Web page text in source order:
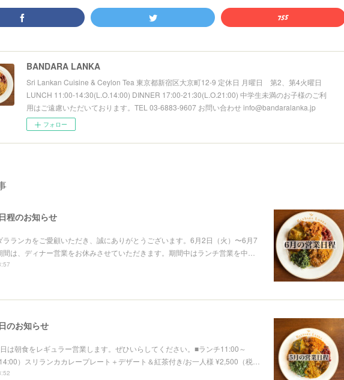
BANDARA LANKA
Sri Lankan Cuisine & Ceylon Tea 東京都新宿区大京町12-9 定休日 月曜日 第2、第4火曜日
LUNCH 11:00-14:30(L.O.14:00) DINNER 17:00-21:30(L.O.21:00) 中学生未満のお子様のご利
用はご遠慮いただいております。TEL 03-6883-9607 お問い合わせ info@bandaralanka.jp
フォロー
程のお知らせ
ラランカをご愛顧いただき、誠にありがとうございます。6月2日（火）〜6月7
間は、ディナー営業をお休みさせていただきます。期間中はランチ営業を中…
のお知らせ
は朝食をレギュラー営業します。ぜひいらしてください。■ランチ11:00～
）スリランカカレープレート＋デザート＆紅茶付き/お一人様 ¥2,500（税…